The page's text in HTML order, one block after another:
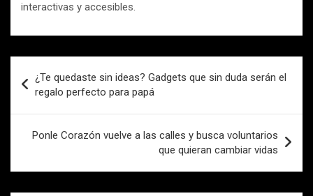
interactivas y accesibles.
de
entradas
¿Te quedaste sin ideas? Gadgets que sin duda serán el
regalo perfecto para papá
Ponle Corazón vuelve a las calles y busca voluntarios
que quieran cambiar vidas